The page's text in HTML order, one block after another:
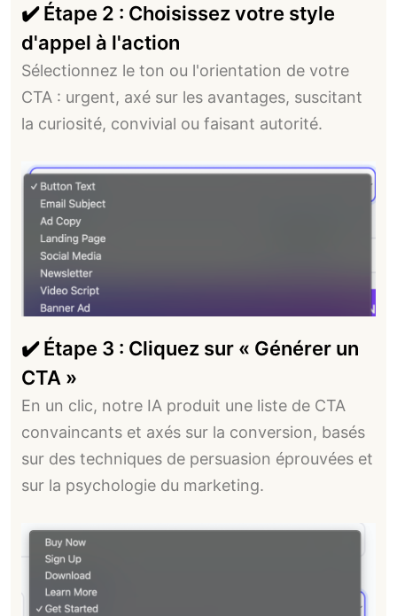
✔️ Étape 2 : Choisissez votre style
d'appel à l'action
Sélectionnez le ton ou l'orientation de votre
CTA : urgent, axé sur les avantages, suscitant
la curiosité, convivial ou faisant autorité.
✔️ Étape 3 : Cliquez sur « Générer un
CTA »
En un clic, notre IA produit une liste de CTA
convaincants et axés sur la conversion, basés
sur des techniques de persuasion éprouvées et
sur la psychologie du marketing.